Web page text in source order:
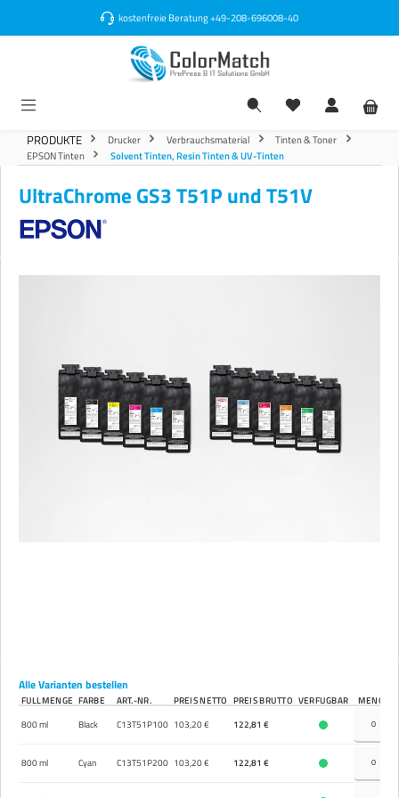
kostenfreie Beratung+49-208-696008-40
PRODUKTE Drucker Verbrauchsmaterial
Tinten & Toner
EPSON Tinten
Solvent Tinten, Resin Tinten & UV-Tinten
UltraChrome GS3 T51P und T51V
Alle Varianten bestellen
FÜLLMENGE FARBE ART.-NR. PREIS NETTO PREIS BRUTTO VERFÜGBAR
MENGE
800 ml
Black C13T51P100 103,20 € 122,81 €
800 ml Cyan C13T51P200 103,20 € 122,81 €